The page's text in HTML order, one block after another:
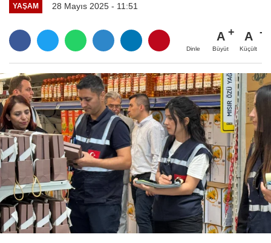
YAŞAM 28 Mayıs 2025 - 11:51
Dinle
A
Büyüt
A
Küçült